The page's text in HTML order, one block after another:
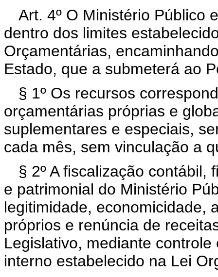
Art. 4º O Ministério Público
dentro dos limites
Orçamentárias,
Estado, que a submeterá ao
§ 1º Os recursos
orçamentárias próprias e
suplementares e especiais,
cada mês, sem vinculação a
§ 2º A fiscalização
e patrimonial do Ministério
legitimidade, economicidade,
próprios e renúncia de
Legislativo, mediante
interno estabelecido na Lei